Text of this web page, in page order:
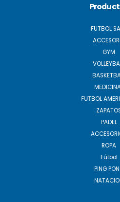
FUTBOL
GYM
FUTBOL
PADEL
ROPA
Fútbol
PING